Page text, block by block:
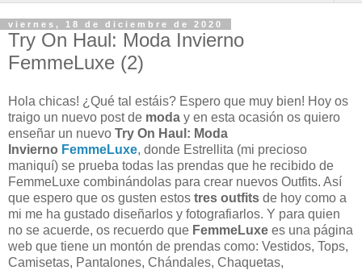
viernes, 18 de diciembre de 2020
Try On Haul: Moda Invierno
FemmeLuxe (2)
Hola chicas! ¿Qué tal estáis? Espero que muy bien! Hoy os
traigo un nuevo post de moda y en esta ocasión os quiero
enseñar un nuevo Try On Haul: Moda
Invierno FemmeLuxe, donde Estrellita (mi precioso
maniquí) se prueba todas las prendas que he recibido de
FemmeLuxe combinándolas para crear nuevos Outfits. Así
que espero que os gusten estos tres outfits de hoy como a
mi me ha gustado diseñarlos y fotografiarlos. Y para quien
no se acuerde, os recuerdo que FemmeLuxe es una página
web que tiene un montón de prendas como: Vestidos, Tops,
Camisetas, Pantalones, Chándales, Chaquetas,